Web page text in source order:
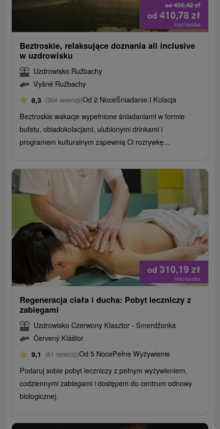
od456,42zł
od 410,78 zł
/noc/osoba
Beztroskie, relaksujące doznania all inclusive
w uzdrowisku
Uzdrowisko Ružbachy
Vyšné Ružbachy
8,3 (304 recenzji)Od 2 NoceŚniadanie I Kolacja
Beztroskie wakacje wypełnione śniadaniami w formie
bufetu, obiadokolacjami, ulubionymi drinkami i
programem kulturalnym zapewnią Ci rozrywkę...
od 310,19 zł
/noc/osoba
Regeneracja ciała i ducha: Pobyt leczniczy z
zabiegami
Uzdrowisko Czerwony Klasztor - Smerdžonka
Červený Kláštor
9,1 (61 recenzji)Od 5 NocePełne Wyżywienie
Podaruj sobie pobyt leczniczy z pełnym wyżywieniem,
codziennymi zabiegami i dostępem do centrum odnowy
biologicznej.